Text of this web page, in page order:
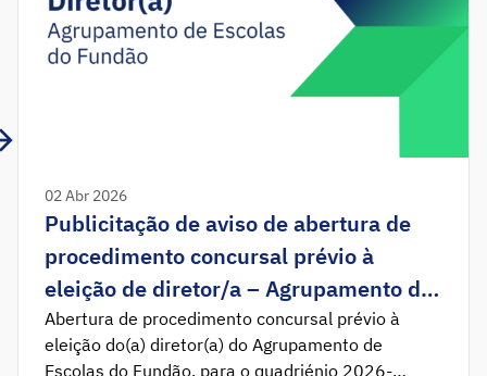
02 Abr 2026
Publicitação de aviso de abertura de
procedimento concursal prévio à
eleição de diretor/a – Agrupamento de
Escolas do Fundão
Abertura de procedimento concursal prévio à
eleição do(a) diretor(a) do Agrupamento de
Escolas do Fundão, para o quadriénio 2026-